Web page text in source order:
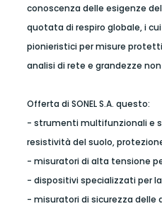
conoscenza delle esigenze
quotata di respiro globale, i
pionieristici per misure
analisi di rete e grandezze
Offerta di SONEL S.A. questo:
- strumenti multifunzionali e
resistività del suolo,
- misuratori di alta tensione
- dispositivi specializzati per
- misuratori di sicurezza